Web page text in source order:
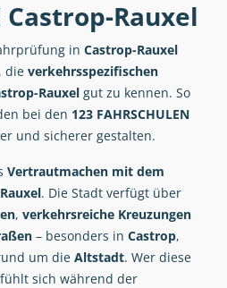
Castrop-Rauxel
in Castrop-Rauxel
die verkehrsspezifischen
Rauxel gut zu kennen. So
bei den 123 FAHRSCHULEN
und sicherer gestalten.
Vertrautmachen mit dem
. Die Stadt verfügt über
, verkehrsreiche Kreuzungen
– besonders in Castrop,
um die Altstadt. Wer diese
sich während der